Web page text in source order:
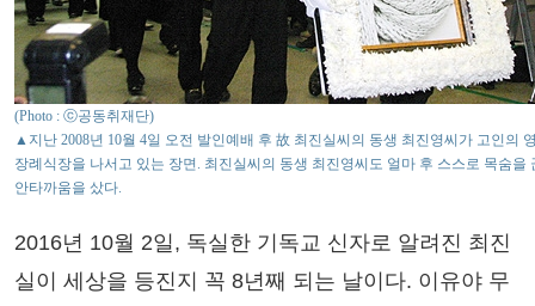
(Photo : ⓒ공동취재단)
▲지난 2008년 10월 4일 오전 발인예배 후 故 최진실씨의 동생 최진영씨가 고인의
장례식장을 나서고 있는 장면. 최진실씨의 동생 최진영씨도 얼마 후 스스로 목숨을
안타까움을 샀다.
2016년 10월 2일, 독실한 기독교 신자로 알려진 최진
실이 세상을 등진지 꼭 8년째 되는 날이다. 이유야 무